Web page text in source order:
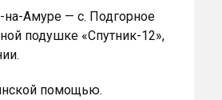
на-Амуре — с. Подгорное
подушке «Спутник-12»,
помощью.